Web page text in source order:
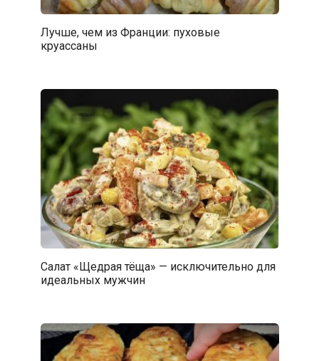
Лучше, чем из Франции: пуховые
круассаны
Салат «Щедрая тёща» — исключительно для
идеальных мужчин